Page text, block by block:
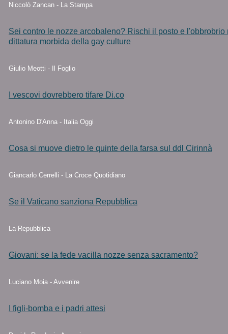
Niccolò Zancan - La Stampa
Sei contro le nozze arcobaleno? Rischi il posto e l'obbrobrio
dittatura morbida della gay culture
Giulio Meotti - Il Foglio
I vescovi dovrebbero tifare Di.co
Antonino D'Anna - Italia Oggi
Cosa si muove dietro le quinte della farsa sul ddl Cirinnà
Giancarlo Cerrelli - La Croce Quotidiano
Se il Vaticano sanziona Repubblica
La Repubblica
Giovani: se la fede vacilla nozze senza sacramento?
Luciano Moia - Avvenire
I figli-bomba e i padri attesi